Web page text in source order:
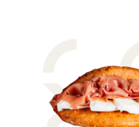
AGGIUNGI AL
DETTAGLI